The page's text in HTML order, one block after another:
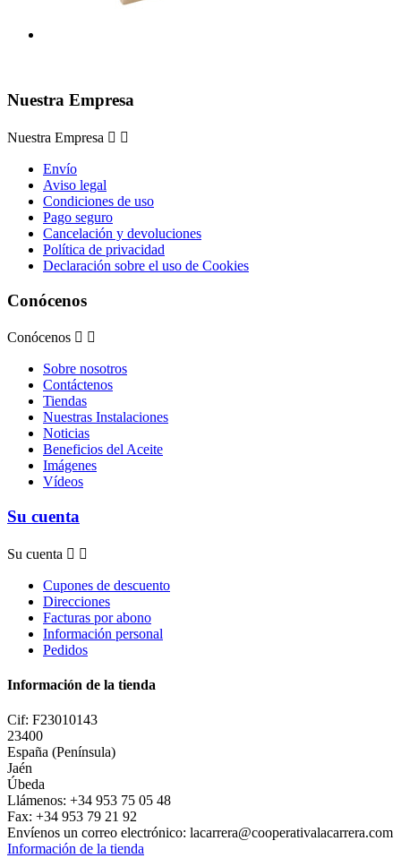
Nuestra Empresa
Nuestra Empresa  
Envío
Aviso legal
Condiciones de uso
Pago seguro
Cancelación y devoluciones
Política de privacidad
Declaración sobre el uso de Cookies
Conócenos
Conócenos  
Sobre nosotros
Contáctenos
Tiendas
Nuestras Instalaciones
Noticias
Beneficios del Aceite
Imágenes
Vídeos
Su cuenta
Su cuenta  
Cupones de descuento
Direcciones
Facturas por abono
Información personal
Pedidos
Información de la tienda
Cif: F23010143
23400
España (Península)
Jaén
Úbeda
Llámenos: +34 953 75 05 48
Fax: +34 953 79 21 92
Envíenos un correo electrónico: lacarrera@cooperativalacarrera.com
Información de la tienda